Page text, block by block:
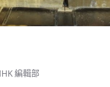
編輯部